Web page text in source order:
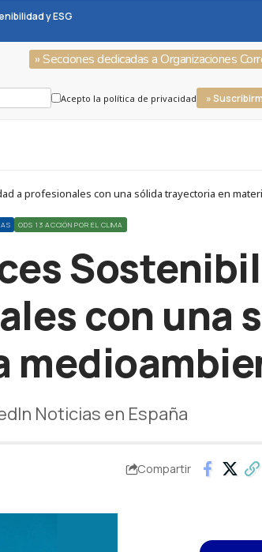
y ESG
» Secciones dedicadas a Organizaciones
Acepto la política de privacidad »
a profesionales con una sólida trayectoria en
ODS 13 ACCIÓN POR EL CLIMA
con una
Noticias en España
Compartir